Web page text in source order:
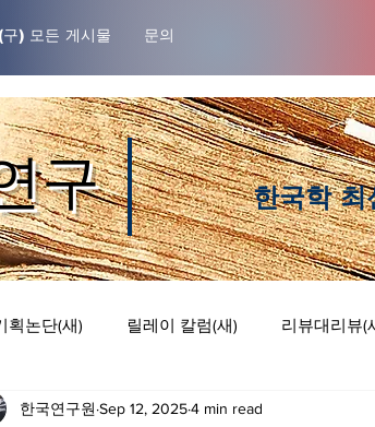
구) 모든 게시물 문의
한국학 최
구
획논단(새) 릴레이 칼럼(새) 리뷰대리뷰(
중본 릴레이 칼럼 리뷰 대 리뷰
한국연구원 Sep 12, 20254 min read